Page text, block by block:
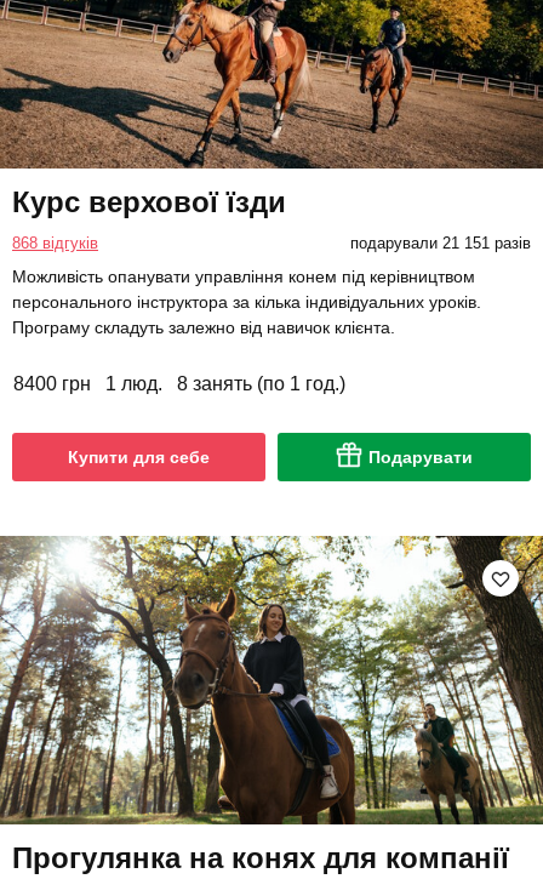
Курс верхової їзди
868 відгуків подарували 21 151 разів
Можливість опанувати управління конем під керівництвом
персонального інструктора за кілька індивідуальних уроків.
Програму складуть залежно від навичок клієнта.
8400 грн 1 люд. 8 занять (по 1 год.)
Купити для себе Подарувати
Прогулянка на конях для компанії